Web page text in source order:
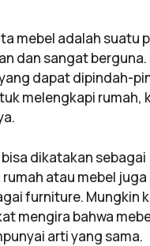
mebel adalah suatu
dan sangat berguna.
dapat dipindah-
melengkapi rumah,
dikatakan sebagai
atau mebel juga
furniture. Mungkin
mengira bahwa
arti yang sama.